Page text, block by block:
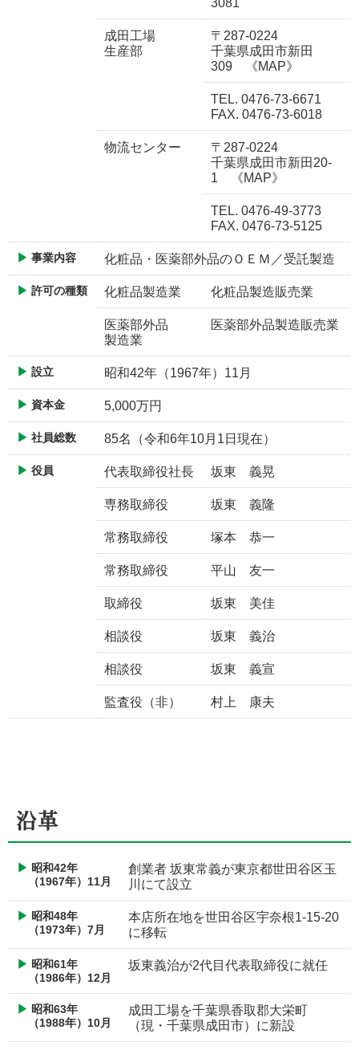
成田工場
生産部
〒287-0224
千葉県成田市新田
309
《MAP》
TEL. 0476-73-6671
FAX. 0476-73-6018
物流センター
〒287-0224
千葉県成田市新田20-
1
《MAP》
TEL. 0476-49-3773
FAX. 0476-73-5125
事業内容 化粧品・医薬部外品のＯＥＭ／受託製造
許可の種類 化粧品製造業 化粧品製造販売業
医薬部外品
製造業
医薬部外品製造販売業
設立 昭和42年（1967年）11月
資本金 5,000万円
社員総数 85名（令和6年10月1日現在）
役員 代表取締役社長 坂東 義晃
専務取締役 坂東 義隆
常務取締役 塚本 恭一
常務取締役 平山 友一
取締役 坂東 美佳
相談役 坂東 義治
相談役 坂東 義宣
監査役（非） 村上 康夫
沿革
昭和42年
（1967年）11月
創業者 坂東常義が東京都世田谷区玉
川にて設立
昭和48年
（1973年）7月
本店所在地を世田谷区宇奈根1-15-20
に移転
昭和61年
（1986年）12月
坂東義治が2代目代表取締役に就任
昭和63年
（1988年）10月
成田工場を千葉県香取郡大栄町
（現・千葉県成田市）に新設